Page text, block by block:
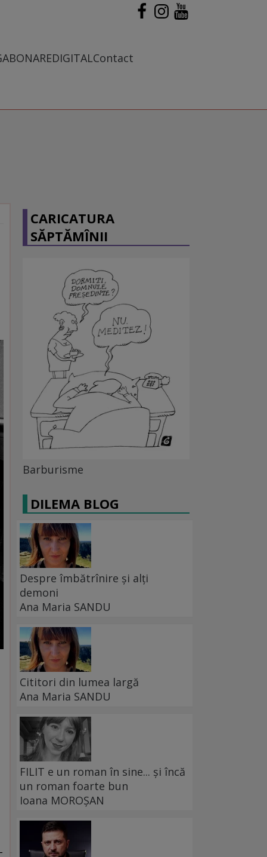
ABONAREDIGITALContact
CARICATURA
SĂPTĂMÎNII
Barburisme
DILEMA BLOG
Despre îmbătrînire și alți
demoni
Ana Maria SANDU
Cititori din lumea largă
Ana Maria SANDU
FILIT e un roman în sine... și încă
un roman foarte bun
Ioana MOROȘAN